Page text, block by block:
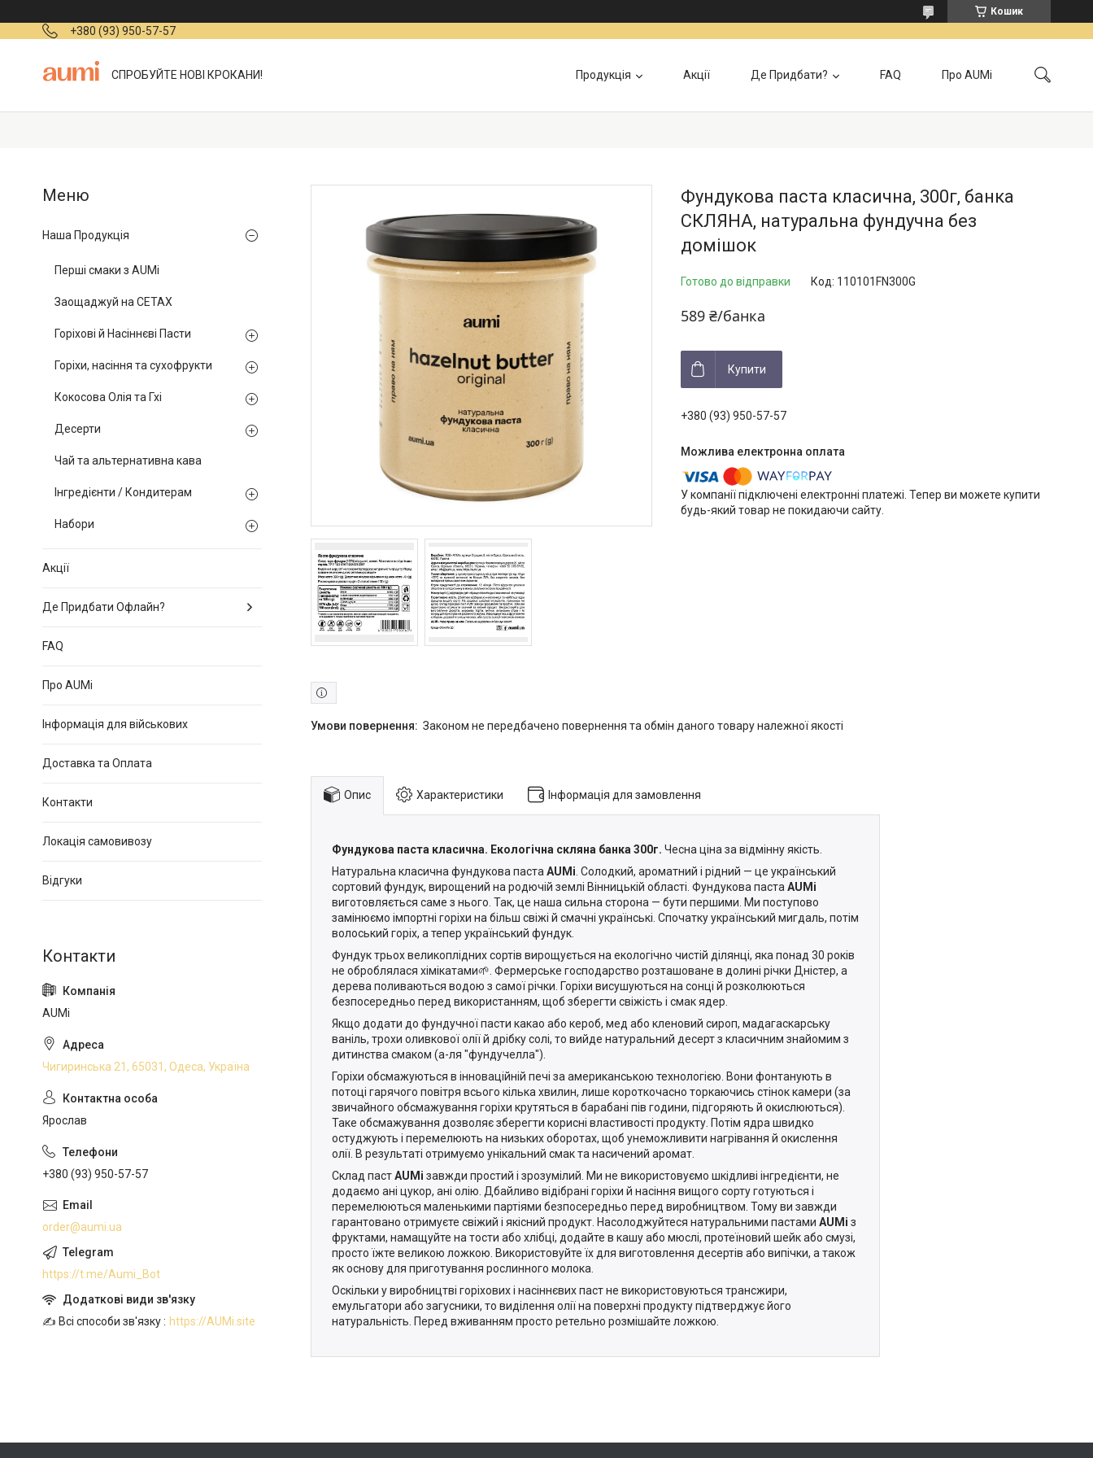
Кошик
+380 (93) 950-57-57
СПРОБУЙТЕ НОВІ КРОКАНИ! Продукція Акції Де Придбати? FAQ Про AUMi
Головна
Фундукова паста класична, 300г, банка
СКЛЯНА, натуральна фундучна без
домішок
Готово до відправки Код: 110101FN300G
589 ₴/банка
Купити
+380 (93) 950-57-57
У компанії підключені електронні платежі. Тепер ви можете купити
будь-який товар не покидаючи сайту.
Законом не передбачено повернення та обмін даного товару належної якості
Опис Характеристики Інформація для замовлення
Фундукова паста класична. Екологічна скляна банка 300г. Чесна ціна за відмінну якість.
Натуральна класична фундукова паста AUMi . Солодкий, ароматний і рідний — це український
сортовий фундук, вирощений на родючій землі Вінницькій області. Фундукова паста AUMi
виготовляється саме з нього. Так, це наша сильна сторона — бути першими. Ми поступово
замінюємо імпортні горіхи на більш свіжі й смачні українські. Спочатку український мигдаль, потім
волоський горіх, а тепер український фундук.
Фундук трьох великоплідних сортів вирощується на екологічно чистій ділянці, яка понад 30 років
не оброблялася хімікатами🌱. Фермерське господарство розташоване в долині річки Дністер, а
дерева поливаються водою з самої річки. Горіхи висушуються на сонці й розколюються
безпосередньо перед використанням, щоб зберегти свіжість і смак ядер.
Якщо додати до фундучної пасти какао або кероб, мед або кленовий сироп, мадагаскарську
ваніль, трохи оливкової олії й дрібку солі, то вийде натуральний десерт з класичним знайомим з
дитинства смаком (а-ля "фундучелла").
Горіхи обсмажуються в інноваційній печі за американською технологією. Вони фонтанують в
потоці гарячого повітря всього кілька хвилин, лише короткочасно торкаючись стінок камери (за
звичайного обсмажування горіхи крутяться в барабані пів години, підгоряють й окислюються).
Таке обсмажування дозволяє зберегти корисні властивості продукту. Потім ядра швидко
остуджують і перемелюють на низьких оборотах, щоб унеможливити нагрівання й окислення
олії. В результаті отримуємо унікальний смак та насичений аромат.
Склад пастAUMі завжди простий і зрозумілий. Ми не використовуємо шкідливі інгредієнти, не
додаємо ані цукор, ані олію. Дбайливо відібрані горіхи й насіння вищого сорту готуються і
перемелюються маленькими партіями безпосередньо перед виробництвом. Тому ви завжди
гарантовано отримуєте свіжий і якісний продукт. Насолоджуйтеся натуральними пастами AUMі з
фруктами, намащуйте на тости або хлібці, додайте в кашу або мюслі, протеїновий шейк або смузі,
просто їжте великою ложкою. Використовуйте їх для виготовлення десертів або випічки, а також
як основу для приготування рослинного молока.
Оскільки у виробництві горіхових і насіннєвих паст не використовуються трансжири,
емульгатори або загусники, то виділення олії на поверхні продукту підтверджує його
натуральність. Перед вживанням просто ретельно розмішайте ложкою.
Наша Продукція
Перші смаки з AUMi
Заощаджуй на СЕТАХ
Горіхові й Насіннєві Пасти
Горіхи, насіння та сухофрукти
Кокосова Олія та Гхі
Десерти
Чай та альтернативна кава
Інгредієнти / Кондитерам
Набори
Акції
Де Придбати Офлайн?
FAQ
Про AUMi
Інформація для військових
Доставка та Оплата
Контакти
Локація самовивозу
Відгуки
AUMi
Чигиринська 21, 65031, Одеса, Україна
Ярослав
+380 (93) 950-57-57
order@aumi.ua
https://t.me/Aumi_Bot
✍️ Всі способи зв'язку https://AUMi.site